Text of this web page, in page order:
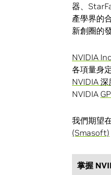
器、
產學界的
新創圈的
NVIDIA
各項量身
NVIDIA
NVIDIA
我們期望
(Smasoft)
掌握